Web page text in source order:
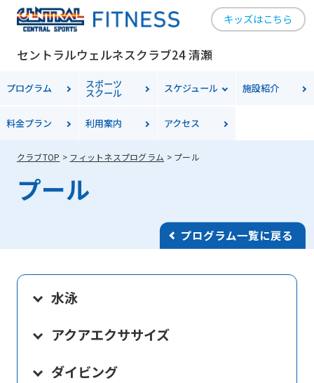
キッズはこちら
セントラルウェルネスクラブ24 清瀬
プログラム スポーツ
スクール スケジュール 施設紹介
料金プラン 利用案内 アクセス
クラブTOP フィットネスプログラム プール
プール
プログラム一覧に戻る
水泳
アクアエクササイズ
ダイビング